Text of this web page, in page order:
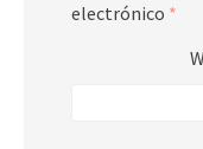
electrónico *